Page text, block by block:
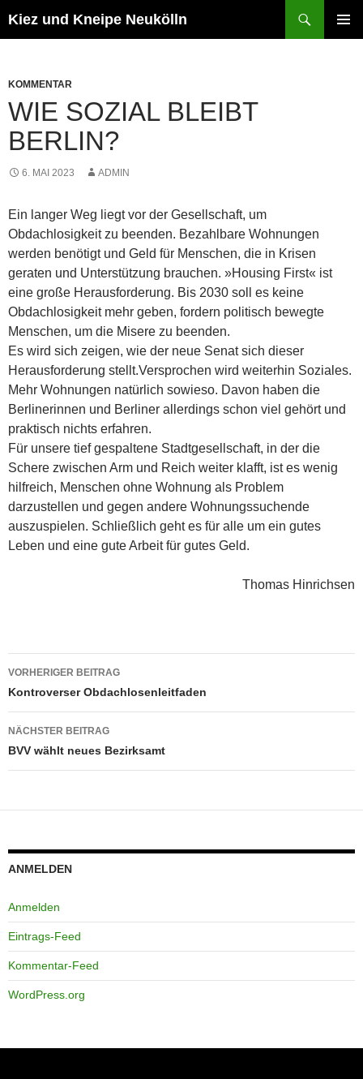
Inhalt
Kiez und Kneipe Neukölln
KOMMENTAR
WIE SOZIAL BLEIBT
BERLIN?
6. MAI 2023 ADMIN
Ein langer Weg liegt vor der Gesellschaft, um
Obdachlosigkeit zu beenden. Bezahlbare Wohnungen
werden benötigt und Geld für Menschen, die in Krisen
geraten und Unterstützung brauchen. »Housing First« ist
eine große Herausforderung. Bis 2030 soll es keine
Obdachlosigkeit mehr geben, fordern politisch bewegte
Menschen, um die Misere zu beenden.
Es wird sich zeigen, wie der neue Senat sich dieser
Herausforderung stellt.Versprochen wird weiterhin Soziales.
Mehr Wohnungen natürlich sowieso. Davon haben die
Berlinerinnen und Berliner allerdings schon viel gehört und
praktisch nichts erfahren.
Für unsere tief gespaltene Stadtgesellschaft, in der die
Schere zwischen Arm und Reich weiter klafft, ist es wenig
hilfreich, Menschen ohne Wohnung als Problem
darzustellen und gegen andere Wohnungssuchende
auszuspielen. Schließlich geht es für alle um ein gutes
Leben und eine gute Arbeit für gutes Geld.
Thomas Hinrichsen
Beitragsnavigation
VORHERIGER BEITRAG
Kontroverser Obdachlosenleitfaden
NÄCHSTER BEITRAG
BVV wählt neues Bezirksamt
ANMELDEN
Anmelden
Eintrags-Feed
Kommentar-Feed
WordPress.org